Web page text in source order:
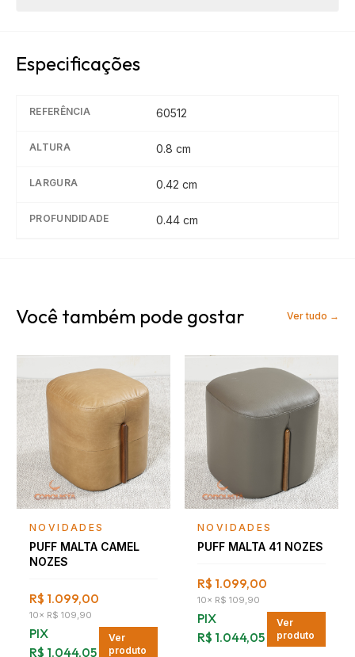
Especificações
REFERÊNCIA 60512
ALTURA 0.8 cm
LARGURA 0.42 cm
PROFUNDIDADE 0.44 cm
Você também pode gostar Ver tudo →
Falar com consultor
NOVIDADES
PUFF MALTA CAMEL
NOZES
R$ 1.099,00
10× R$ 109,90
PIX
R$ 1.044,05
Ver
produto
Falar com consultor
NOVIDADES
PUFF MALTA 41 NOZES
R$ 1.099,00
10× R$ 109,90
PIX
R$ 1.044,05
Ver
produto